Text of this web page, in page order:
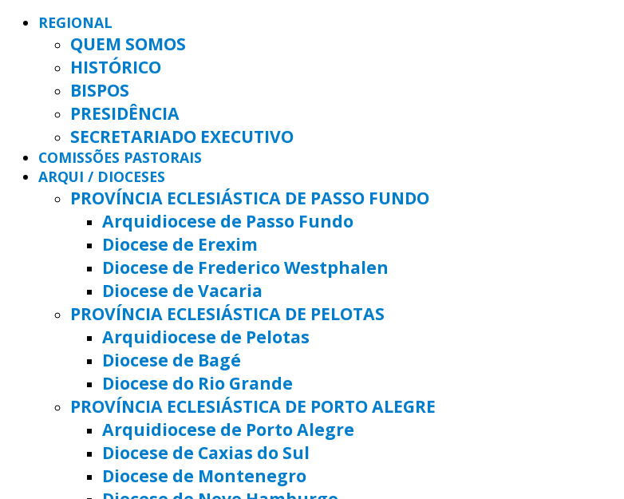
REGIONAL
QUEM SOMOS
HISTÓRICO
BISPOS
PRESIDÊNCIA
SECRETARIADO EXECUTIVO
COMISSÕES PASTORAIS
ARQUI / DIOCESES
PROVÍNCIA ECLESIÁSTICA DE PASSO FUNDO
Arquidiocese de Passo Fundo
Diocese de Erexim
Diocese de Frederico Westphalen
Diocese de Vacaria
PROVÍNCIA ECLESIÁSTICA DE PELOTAS
Arquidiocese de Pelotas
Diocese de Bagé
Diocese do Rio Grande
PROVÍNCIA ECLESIÁSTICA DE PORTO ALEGRE
Arquidiocese de Porto Alegre
Diocese de Caxias do Sul
Diocese de Montenegro